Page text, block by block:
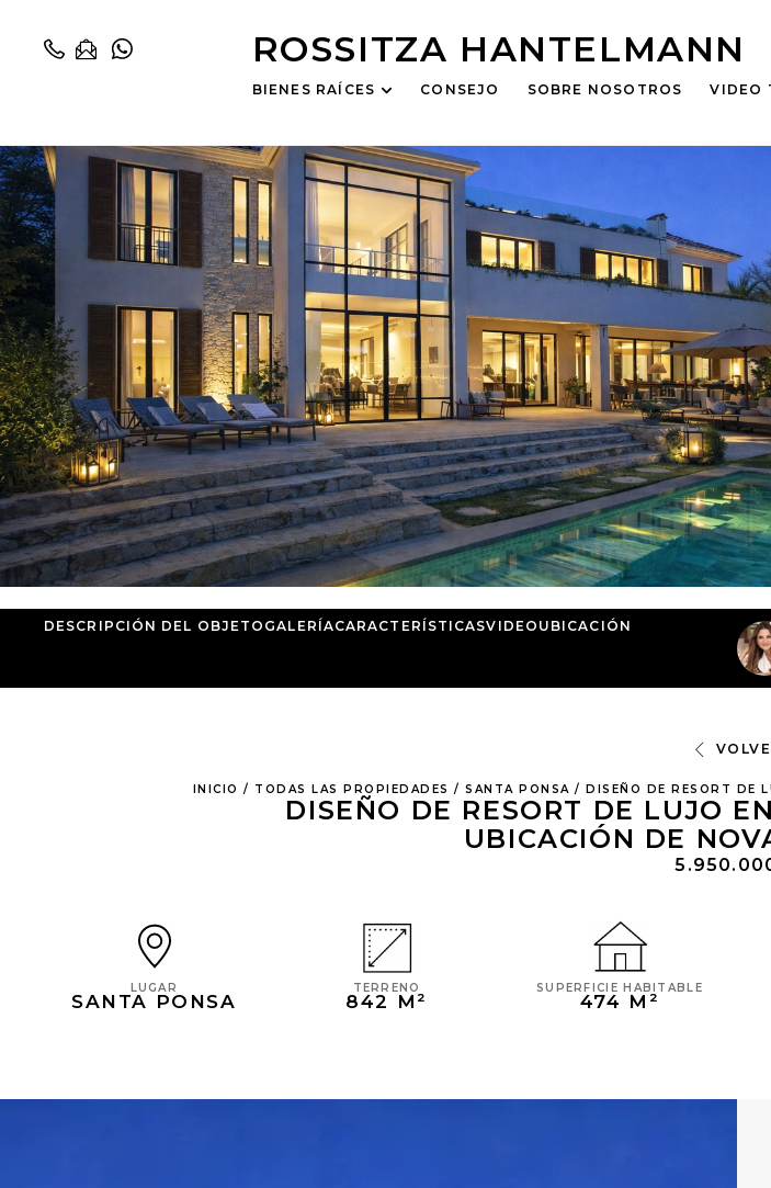
ROSSITZA HANTELMANN
BIENES RAÍCES CONSEJO SOBRE NOSOTROS VIDEO
DESCRIPCIÓN DEL OBJETO GALERÍACARACTERÍSTICASVIDEO UBICACIÓN
INICIO / TODAS LAS PROPIEDADES /SANTA PONSA / DISEÑO DE RESORT DE
DISEÑO DE RESORT DE LUJO
UBICACIÓN DE
LUGAR
SANTA PONSA
TERRENO
842 M²
SUPERFICIE HABITABLE
474 M²